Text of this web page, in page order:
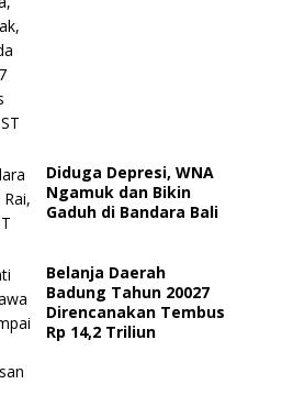
Diduga Depresi, WNA
Ngamuk dan Bikin
Gaduh di Bandara Bali
Belanja Daerah
Badung Tahun 20027
Direncanakan Tembus
Rp 14,2 Triliun